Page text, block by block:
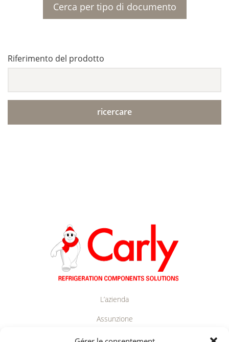
Cerca per tipo di documento
Riferimento del prodotto
ricercare
L’azienda
Assunzione
Contatti